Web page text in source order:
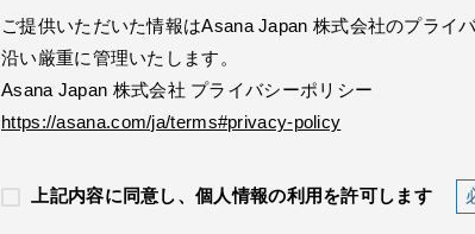
ご提供いただいた情報はAsana Japan 株式会社のプライ
沿い厳重に管理いたします。
Asana Japan 株式会社 プライバシーポリシー
https://asana.com/ja/terms#privacy-policy
上記内容に同意し、個人情報の利用を許可します